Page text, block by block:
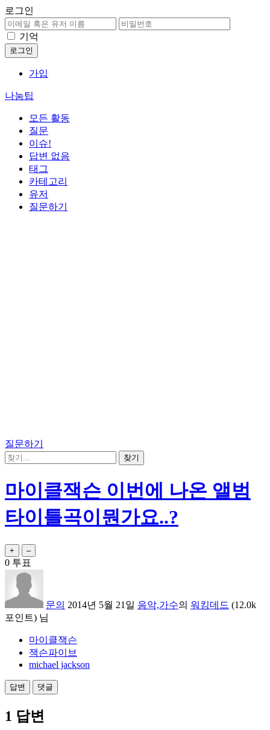
로그인
기억
가입
나눔팁
모든 활동
질문
이슈!
답변 없음
태그
카테고리
유저
질문하기
질문하기
마이클잭슨 이번에 나온 앨범
타이틀곡이뭔가요..?
0 투표
문의 2014년 5월 21일 음악,가수의 워킹데드 (12.0k
포인트) 님
마이클잭슨
잭슨파이브
michael jackson
1 답변